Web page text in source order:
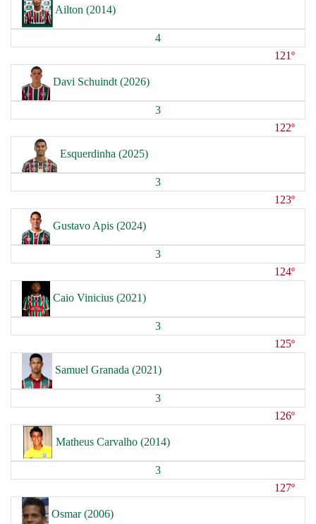
Ailton (2014)
4
121º
Davi Schuindt (2026)
3
122º
Esquerdinha (2025)
3
123º
Gustavo Apis (2024)
3
124º
Caio Vinicius (2021)
3
125º
Samuel Granada (2021)
3
126º
Matheus Carvalho (2014)
3
127º
Osmar (2006)